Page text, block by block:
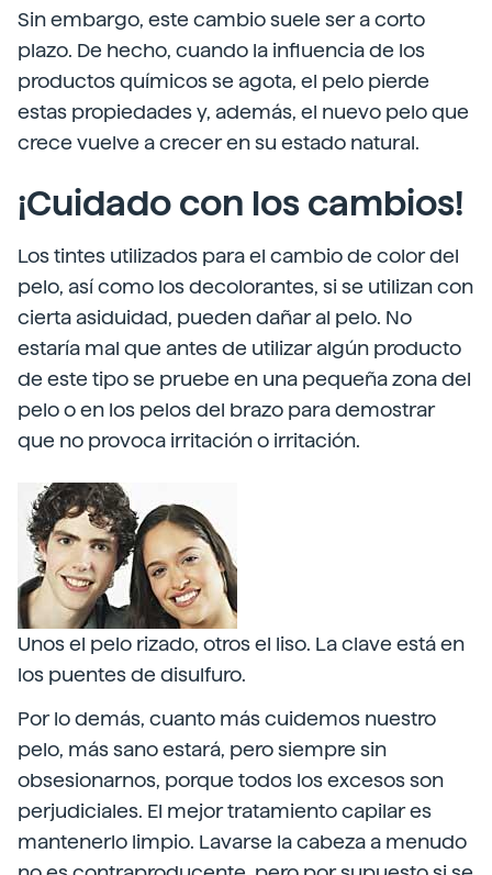
Sin embargo, este cambio suele ser a corto
plazo. De hecho, cuando la influencia de los
productos químicos se agota, el pelo pierde
estas propiedades y, además, el nuevo pelo que
crece vuelve a crecer en su estado natural.
¡Cuidado con los cambios!
Los tintes utilizados para el cambio de color del
pelo, así como los decolorantes, si se utilizan con
cierta asiduidad, pueden dañar al pelo. No
estaría mal que antes de utilizar algún producto
de este tipo se pruebe en una pequeña zona del
pelo o en los pelos del brazo para demostrar
que no provoca irritación o irritación.
Unos el pelo rizado, otros el liso. La clave está en
los puentes de disulfuro.
Por lo demás, cuanto más cuidemos nuestro
pelo, más sano estará, pero siempre sin
obsesionarnos, porque todos los excesos son
perjudiciales. El mejor tratamiento capilar es
mantenerlo limpio. Lavarse la cabeza a menudo